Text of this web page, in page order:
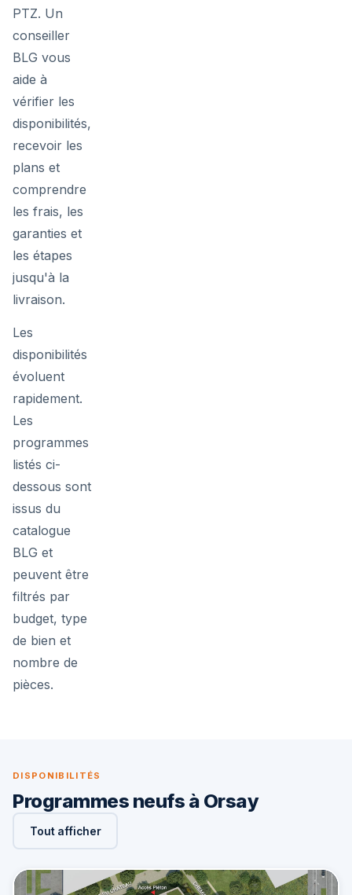
PTZ. Un
conseiller
BLG vous
aide à
vérifier les
disponibilités,
recevoir les
plans et
comprendre
les frais, les
garanties et
les étapes
jusqu'à la
livraison.
Les
disponibilités
évoluent
rapidement.
Les
programmes
listés ci-
dessous sont
issus du
catalogue
BLG et
peuvent être
filtrés par
budget, type
de bien et
nombre de
pièces.
DISPONIBILITÉS
Programmes neufs à Orsay
Tout afficher